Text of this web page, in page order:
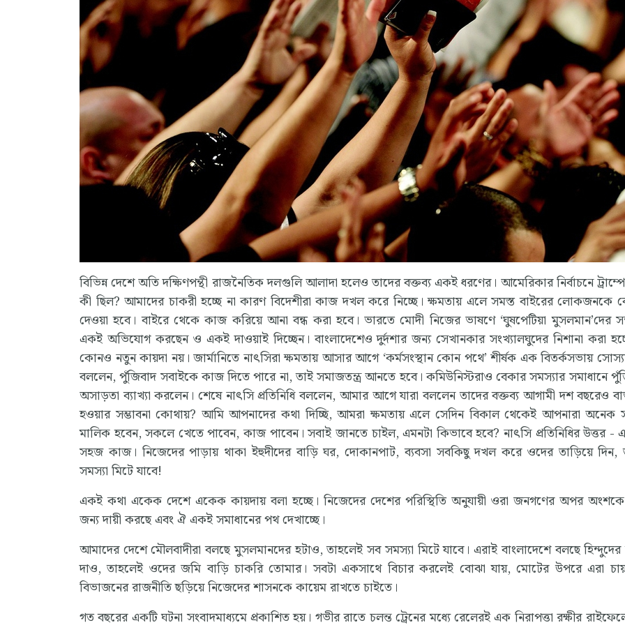
বিভিন্ন দেশে অতি দক্ষিণপন্থী রাজনৈতিক দলগুলি আলাদা হলেও তাদের বক্তব্য একই ধরণের। আমেরিকার নির্বাচনে
কী ছিল? আমাদের চাকরী হচ্ছে না কারণ বিদেশীরা কাজ দখল করে নিচ্ছে। ক্ষমতায় এলে সমস্ত বাইরের লোকজনকে
দেওয়া হবে। বাইরে থেকে কাজ করিয়ে আনা বন্ধ করা হবে। ভারতে মোদী নিজের ভাষণে ‘ঘুষপেটিয়া মুসলমান’দের
একই অভিযোগ করছেন ও একই দাওয়াই দিচ্ছেন। বাংলাদেশেও দুর্দশার জন্য সেখানকার সংখ্যালঘুদের নিশানা করা
কোনও নতুন কায়দা নয়। জার্মানিতে নাৎসিরা ক্ষমতায় আসার আগে ‘কর্মসংস্থান কোন পথে’ শীর্ষক এক বিতর্কসভায়
বললেন, পুঁজিবাদ সবাইকে কাজ দিতে পারে না, তাই সমাজতন্ত্র আনতে হবে। কমিউনিস্টরাও বেকার সমস্যার সমাধানে
অসাড়তা ব্যাখ্যা করলেন। শেষে নাৎসি প্রতিনিধি বললেন, আমার আগে যারা বললেন তাদের বক্তব্য আগামী দশ বছরেও
হওয়ার সম্ভাবনা কোথায়? আমি আপনাদের কথা দিচ্ছি, আমরা ক্ষমতায় এলে সেদিন বিকাল থেকেই আপনারা অনেক
মালিক হবেন, সকলে খেতে পাবেন, কাজ পাবেন। সবাই জানতে চাইল, এমনটা কিভাবে হবে? নাৎসি প্রতিনিধির উত্তর -
সহজ কাজ। নিজেদের পাড়ায় থাকা ইহুদীদের বাড়ি ঘর, দোকানপাট, ব্যবসা সবকিছু দখল করে ওদের তাড়িয়ে দিন,
সমস্যা মিটে যাবে!
একই কথা একেক দেশে একেক কায়দায় বলা হচ্ছে। নিজেদের দেশের পরিস্থিতি অনুযায়ী ওরা জনগণের অপর অংশকে
জন্য দায়ী করছে এবং ঐ একই সমাধানের পথ দেখাচ্ছে।
আমাদের দেশে মৌলবাদীরা বলছে মুসলমানদের হটাও, তাহলেই সব সমস্যা মিটে যাবে। এরাই বাংলাদেশে বলছে হিন্দুদের
দাও, তাহলেই ওদের জমি বাড়ি চাকরি তোমার। সবটা একসাথে বিচার করলেই বোঝা যায়, মোটের উপরে এরা চায়
বিভাজনের রাজনীতি ছড়িয়ে নিজেদের শাসনকে কায়েম রাখতে চাইতে।
গত বছরের একটি ঘটনা সংবাদমাধ্যমে প্রকাশিত হয়। গভীর রাতে চলন্ত ট্রেনের মধ্যে রেলেরই এক নিরাপত্তা রক্ষীর